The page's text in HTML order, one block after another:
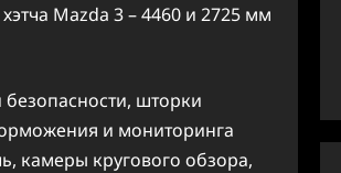
Mazda 3 – 4460 и 2725 мм
шторки
и мониторинга
камеры кругового обзора,